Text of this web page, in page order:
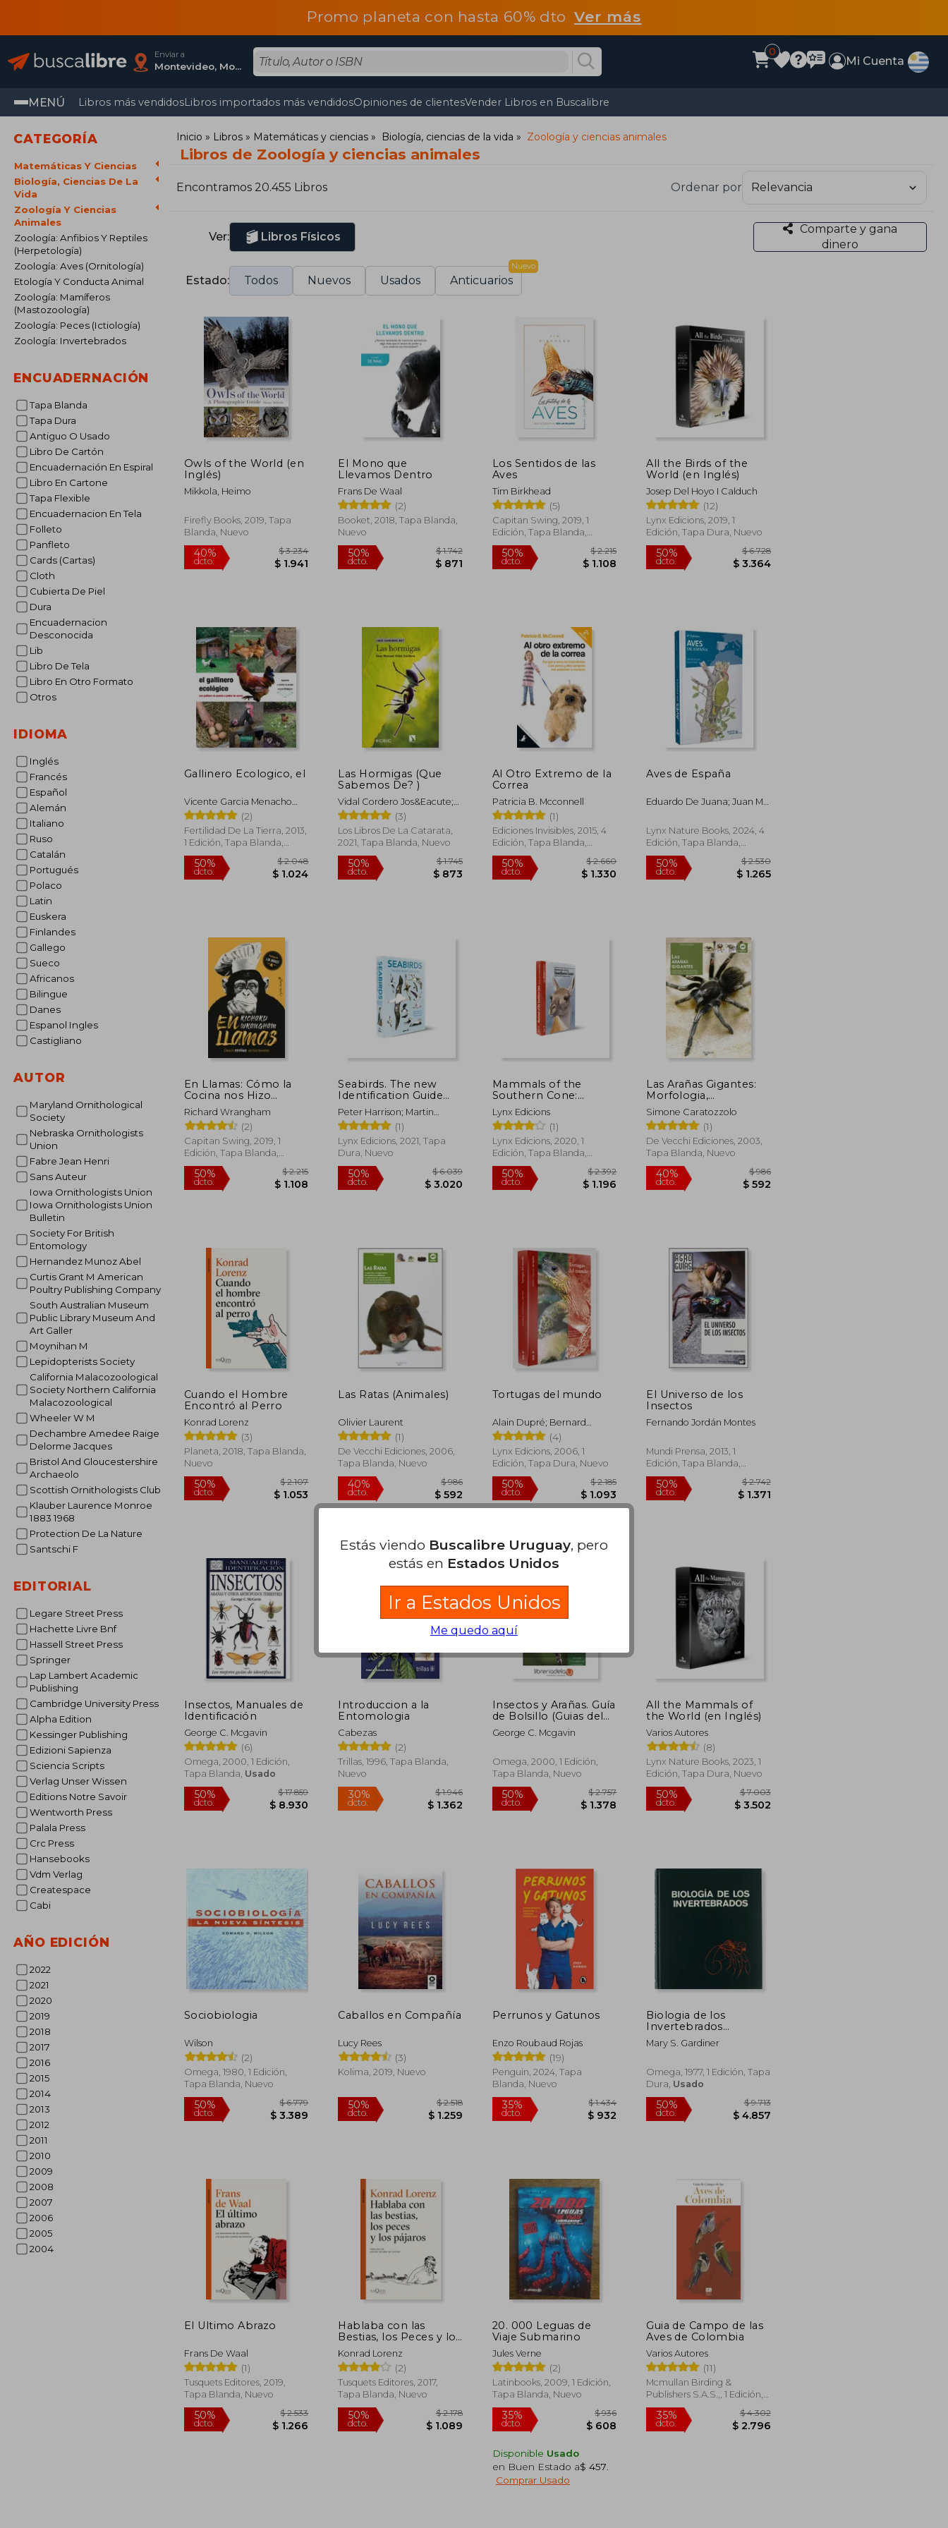
Promo planeta con hasta 60% dtoVer más
Enviar a
Montevideo, Montevideo
0
Mi Cuenta
MENÚ Libros más vendidosLibros importados más vendidosOpiniones de clientesVender Libros en Buscalibre
CATEGORÍA
Matemáticas Y Ciencias
Biología, Ciencias De La
Vida
Zoología Y Ciencias
Animales
Zoología: Anfibios Y Reptiles
(Herpetología)
Zoología: Aves (Ornitología)
Etología Y Conducta Animal
Zoología: Mamíferos
(Mastozoología)
Zoología: Peces (Ictiología)
Zoología: Invertebrados
ENCUADERNACIÓN
Tapa Blanda
Tapa Dura
Antiguo O Usado
Libro De Cartón
Encuadernación En Espiral
Libro En Cartone
Tapa Flexible
Encuadernacion En Tela
Folleto
Panfleto
Cards (Cartas)
Cloth
Cubierta De Piel
Dura
Encuadernacion
Desconocida
Lib
Libro De Tela
Libro En Otro Formato
Otros
IDIOMA
Inglés
Francés
Español
Alemán
Italiano
Ruso
Catalán
Portugués
Polaco
Latin
Euskera
Finlandes
Gallego
Sueco
Africanos
Bilingue
Danes
Espanol Ingles
Castigliano
AUTOR
Maryland Ornithological
Society
Nebraska Ornithologists
Union
Fabre Jean Henri
Sans Auteur
Iowa Ornithologists Union
Iowa Ornithologists Union
Bulletin
Society For British
Entomology
Hernandez Munoz Abel
Curtis Grant M American
Poultry Publishing Company
South Australian Museum
Public Library Museum And
Art Galler
Moynihan M
Lepidopterists Society
California Malacozoological
Society Northern California
Malacozoological
Wheeler W M
Dechambre Amedee Raige
Delorme Jacques
Bristol And Gloucestershire
Archaeolo
Scottish Ornithologists Club
Klauber Laurence Monroe
1883 1968
Protection De La Nature
Santschi F
EDITORIAL
Legare Street Press
Hachette Livre Bnf
Hassell Street Press
Springer
Lap Lambert Academic
Publishing
Cambridge University Press
Alpha Edition
Kessinger Publishing
Edizioni Sapienza
Sciencia Scripts
Verlag Unser Wissen
Editions Notre Savoir
Wentworth Press
Palala Press
Crc Press
Hansebooks
Vdm Verlag
Createspace
Cabi
AÑO EDICIÓN
2022
2021
2020
2019
2018
2017
2016
2015
2014
2013
2012
2011
2010
2009
2008
2007
2006
2005
2004
Inicio Libros Matemáticas y ciencias Biología, ciencias de la vida Zoología y ciencias animales
Libros de Zoología y ciencias animales
Encontramos 20.455 Libros Ordenar por
Ver: Libros Físicos
Comparte y gana
dinero
Estado: Todos Nuevos Usados Anticuarios
Nuevo
Owls of the World (en
Inglés)
Mikkola, Heimo
Firefly Books, 2019, Tapa
Blanda, Nuevo
El Mono que
Llevamos Dentro
Frans De Waal
(2)
Booket, 2018, Tapa Blanda,
Nuevo
Los Sentidos de las
Aves
Tim Birkhead
(5)
Capitan Swing, 2019, 1
Edición, Tapa Blanda,
Nuevo
All the Birds of the
World (en Inglés)
Josep Del Hoyo I Calduch
(12)
Lynx Edicions, 2019, 1
Edición, Tapa Dura, Nuevo
Gallinero Ecologico, el
Vicente Garcia Menacho
Osset
(2)
Fertilidad De La Tierra, 2013,
1 Edición, Tapa Blanda,
Nuevo
50%
dcto.
Las Hormigas (Que
Sabemos De? )
Vidal Cordero Jos&Eacute;
Manuel
(3)
Los Libros De La Catarata,
2021, Tapa Blanda, Nuevo
50%
dcto.
Al Otro Extremo de la
Correa
Patricia B. Mcconnell
(1)
Ediciones Invisibles, 2015, 4
Edición, Tapa Blanda,
Nuevo
dcto.
$ 2.660
$ 1.330
Aves de España
Eduardo De Juana; Juan M.
Lynx Nature Books, 2024, 4
Edición, Tapa Blanda,
Nuevo
50%
dcto.
En Llamas: Cómo la
Cocina nos Hizo
Humanos
Richard Wrangham
(2)
Capitan Swing, 2019, 1
Edición, Tapa Blanda,
Nuevo
50%
dcto.
Seabirds. The new
Identification Guide
(en Inglés)
Peter Harrison; Martin
Perrow; Hans Larsson
(1)
Lynx Edicions, 2021, Tapa
Dura, Nuevo
50%
dcto.
Mammals of the
Southern Cone:
Argentina, Chile,
Paraguay, Uruguay (en
Inglés)
Lynx Edicions
(1)
Lynx Edicions, 2020, 1
Edición, Tapa Blanda,
Nuevo
50%
dcto.
$ 2.392
$ 1.196
Las Arañas Gigantes:
Morfologia,
Comportamiento,
Alimentacion y r
Eproduccion
Simone Caratozzolo
(1)
De Vecchi Ediciones, 2003,
Tapa Blanda, Nuevo
40%
dcto.
Cuando el Hombre
Encontró al Perro
Konrad Lorenz
(3)
Planeta, 2018, Tapa Blanda,
Nuevo
50%
dcto. $ 1.053
Las Ratas (Animales)
Olivier Laurent
(1)
De Vecchi Ediciones, 2006,
Tapa Blanda, Nuevo
dcto. $ 592
Tortugas del mundo
Alain Dupré; Bernard
Devaux; Franck Bonin
(4)
Lynx Edicions, 2006, 1
Edición, Tapa Dura, Nuevo
dcto. $ 1.093
El Universo de los
Insectos
Fernando Jordán Montes
Mundi Prensa, 2013, 1
Edición, Tapa Blanda,
Nuevo
50%
dcto.
Insectos, Manuales de
Identificación
George C. Mcgavin
(6)
Omega, 2000, 1 Edición,
Tapa Blanda, Usado
50%
Introduccion a la
Entomologia
Cabezas
(2)
Trillas, 1996, Tapa Blanda,
Nuevo
30%
Insectos y Arañas. Guía
de Bolsillo (Guias del
Naturalista-Insectos y
Aracnidos)
George C. Mcgavin
Omega, 2000, 1 Edición,
Tapa Blanda, Nuevo
50% $ 2.757
All the Mammals of
the World (en Inglés)
Varios Autores
(8)
Lynx Nature Books, 2023, 1
Edición, Tapa Dura, Nuevo
50%
Sociobiologia
Wilson
(2)
Omega, 1980, 1 Edición,
Tapa Blanda, Nuevo
dcto.
$ 6.779
$ 3.389
Caballos en Compañía
Lucy Rees
(3)
Kolima, 2019, Nuevo
50% $ 2.518
$ 1.259
Perrunos y Gatunos
Enzo Roubaud Rojas
(19)
Penguin, 2024, Tapa
Blanda, Nuevo
35% $ 1.434
$ 932
Biologia de los
Invertebrados
(Zoologia)
Mary S. Gardiner
Omega, 1977, 1 Edición, Tapa
Dura, Usado
50%
El Ultimo Abrazo
Frans De Waal
(1)
Tusquets Editores, 2019,
Tapa Blanda, Nuevo
Hablaba con las
Bestias, los Peces y los
Pájaros
Konrad Lorenz
(2)
Tusquets Editores, 2017,
Tapa Blanda, Nuevo
20. 000 Leguas de
Viaje Submarino
Jules Verne
(2)
Latinbooks, 2009, 1 Edición,
Tapa Blanda, Nuevo
Disponible Usado
en Buen Estado a$ 457
Comprar Usado
Guia de Campo de las
Aves de Colombia
Varios Autores
(11)
Mcmullan Birding &
Publishers S.A.S.,, 1 Edición,
Tapa Blanda, Nuevo
Estás viendo Buscalibre Uruguay, pero
estás en Estados Unidos
Ir a Estados Unidos
Me quedo aquí